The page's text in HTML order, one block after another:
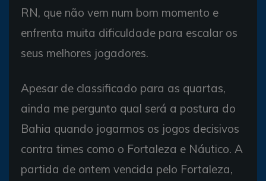
RN, que não vem num bom momento e
enfrenta muita dificuldade para escalar os
seus melhores jogadores.
Apesar de classificado para as quartas,
ainda me pergunto qual será a postura do
Bahia quando jogarmos os jogos decisivos
contra times como o Fortaleza e Náutico. A
partida de ontem vencida pelo Fortaleza,